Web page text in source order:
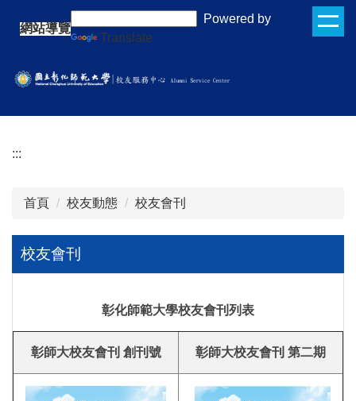
要
內
網站導覽
Powered by
Translate
:::
首頁 校友動態 校友會刊
校友會刊
彰化師範大學校友會刊列表
彰師大校友會刊 創刊號 彰師大校友會刊 第二期